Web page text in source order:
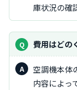
庫状況の確
費用はど
空調機本体のグレードや設置場所の条件、施工
内容によっ